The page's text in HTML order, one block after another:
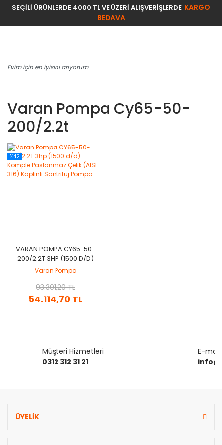
SEÇİLİ ÜRÜNLERDE 4000 TL VE ÜZERİ ALIŞVERİŞLERDE KARGO
BEDAVA
Varan Pompa Cy65-50-
200/2.2t
%42
VARAN POMPA CY65-50-
200/2.2T 3HP (1500 D/D)
KOMPLE PASLANMAZ ÇELIK
(AISI 316) KAPLINLI
SANTRIFÜJ POMPA
Varan Pompa
54.114,70 TL
93.301,20 TL
Müşteri Hizmetleri
0312 312 31 21
E-mail
ÜYELİK